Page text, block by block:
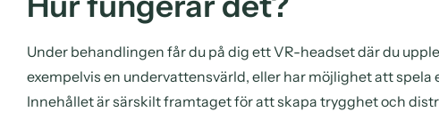
Under behandlingen får du på dig ett VR-headset där du
exempelvis en undervattensvärld, eller har möjlighet att spela
Innehållet är särskilt framtaget för att skapa trygghet och